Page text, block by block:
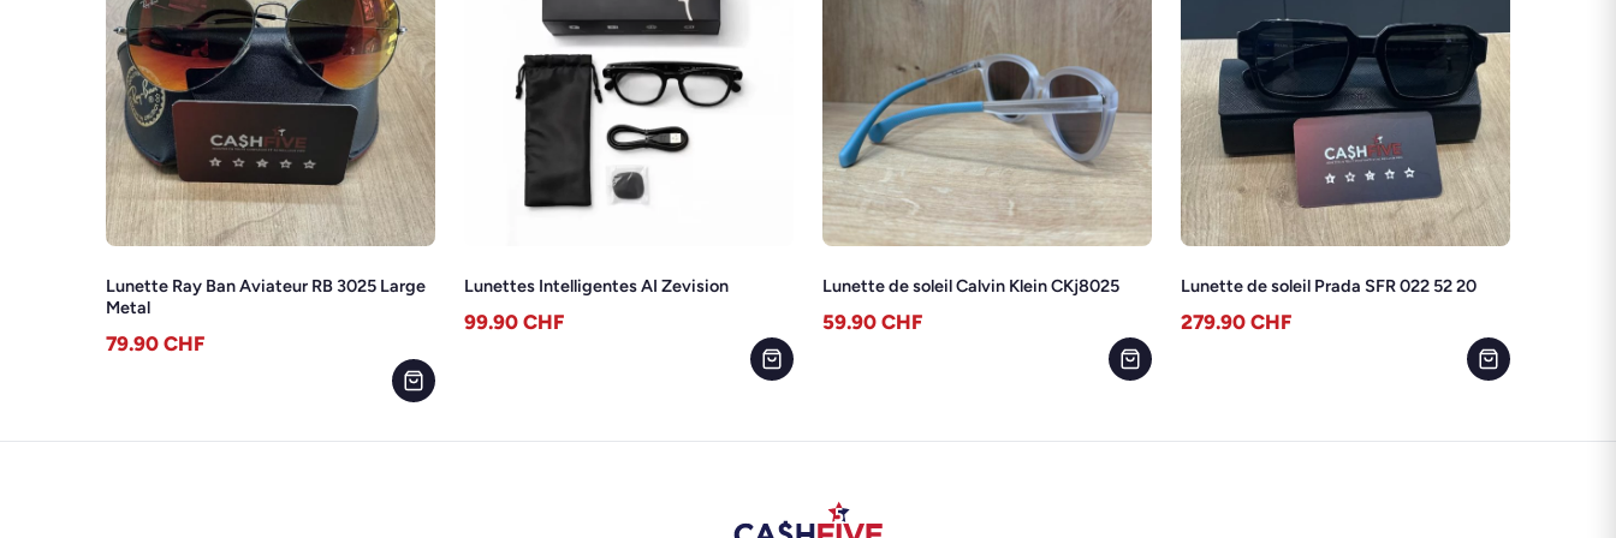
Lunette Ray Ban Aviateur RB 3025 Large
Metal
79.90 CHF
Lunettes Intelligentes AI Zevision
99.90 CHF
Lunette de soleil Calvin Klein CKj8025
59.90 CHF
Lunette de soleil Prada SFR 022 52 20
279.90 CHF